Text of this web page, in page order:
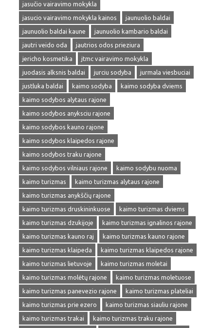
jasučio vairavimo mokykla
jasucio vairavimo mokykla kainos
jaunuolio baldai
jaunuolio baldai kaune
jaunuolio kambario baldai
jautri veido oda
jautrios odos prieziura
jericho kosmetika
jtmc vairavimo mokykla
juodasis alksnis baldai
jurciu sodyba
jurmala viesbuciai
justluka baldai
kaimo sodyba
kaimo sodyba dviems
kaimo sodybos alytaus rajone
kaimo sodybos anyksciu rajone
kaimo sodybos kauno rajone
kaimo sodybos klaipedos rajone
kaimo sodybos traku rajone
kaimo sodybos vilniaus rajone
kaimo sodybu nuoma
kaimo turizmas
kaimo turizmas alytaus rajone
kaimo turizmas anykščių rajone
kaimo turizmas druskininkuose
kaimo turizmas dviems
kaimo turizmas dzukijoje
kaimo turizmas ignalinos rajone
kaimo turizmas kauno raj
kaimo turizmas kauno rajone
kaimo turizmas klaipeda
kaimo turizmas klaipedos rajone
kaimo turizmas lietuvoje
kaimo turizmas moletai
kaimo turizmas molėtų rajone
kaimo turizmas moletuose
kaimo turizmas panevezio rajone
kaimo turizmas plateliai
kaimo turizmas prie ezero
kaimo turizmas siauliu rajone
kaimo turizmas trakai
kaimo turizmas traku rajone